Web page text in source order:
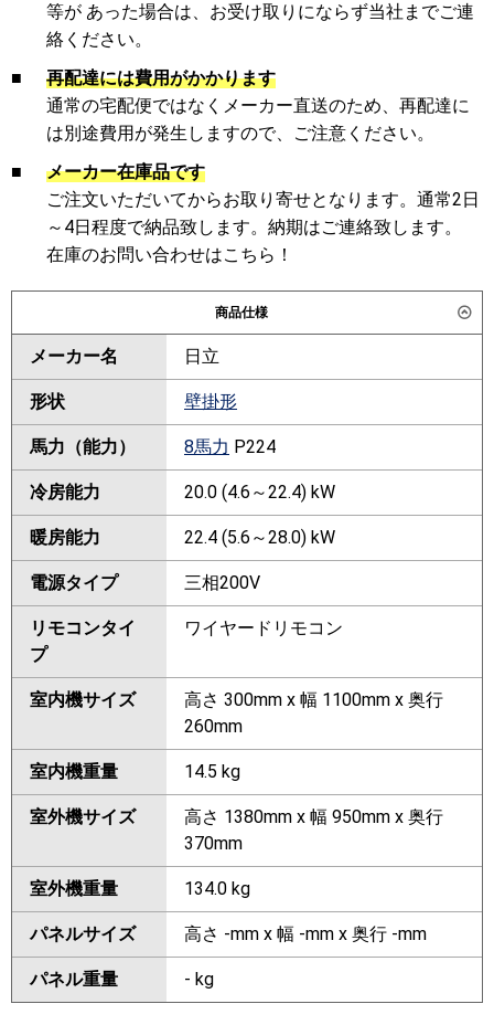
等が あった場合は、お受け取りにならず当社までご連
絡ください。
■
再配達には費用がかかります
通常の宅配便ではなくメーカー直送のため、再配達に
は別途費用が発生しますので、ご注意ください。
■
メーカー在庫品です
ご注文いただいてからお取り寄せとなります。通常2日
～4日程度で納品致します。納期はご連絡致します。
在庫のお問い合わせはこちら！
商品仕様
メーカー名 日立
形状 壁掛形
馬力（能力） 8馬力 P224
冷房能力 20.0 (4.6～22.4) kW
暖房能力 22.4 (5.6～28.0) kW
電源タイプ 三相200V
リモコンタイ
プ
ワイヤードリモコン
室内機サイズ
高さ 300mm x 幅 1100mm x 奥行
260mm
室内機重量 14.5 kg
室外機サイズ
高さ 1380mm x 幅 950mm x 奥行
370mm
室外機重量 134.0 kg
パネルサイズ 高さ -mm x 幅 -mm x 奥行 -mm
パネル重量 - kg